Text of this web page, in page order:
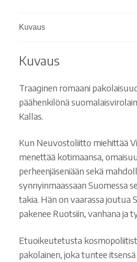
Kuvaus
Kuvaus
Traaginen romaani
päähenkilönä
Kallas.
Kun Neuvostoliitto miehittää
menettää kotimaansa,
perheenjäseniään sekä
synnyinmaassaan Suomessa
takia. Hän on vaarassa joutua
pakenee Ruotsiin, vanhana ja
Etuoikeutetusta
pakolainen, joka tuntee